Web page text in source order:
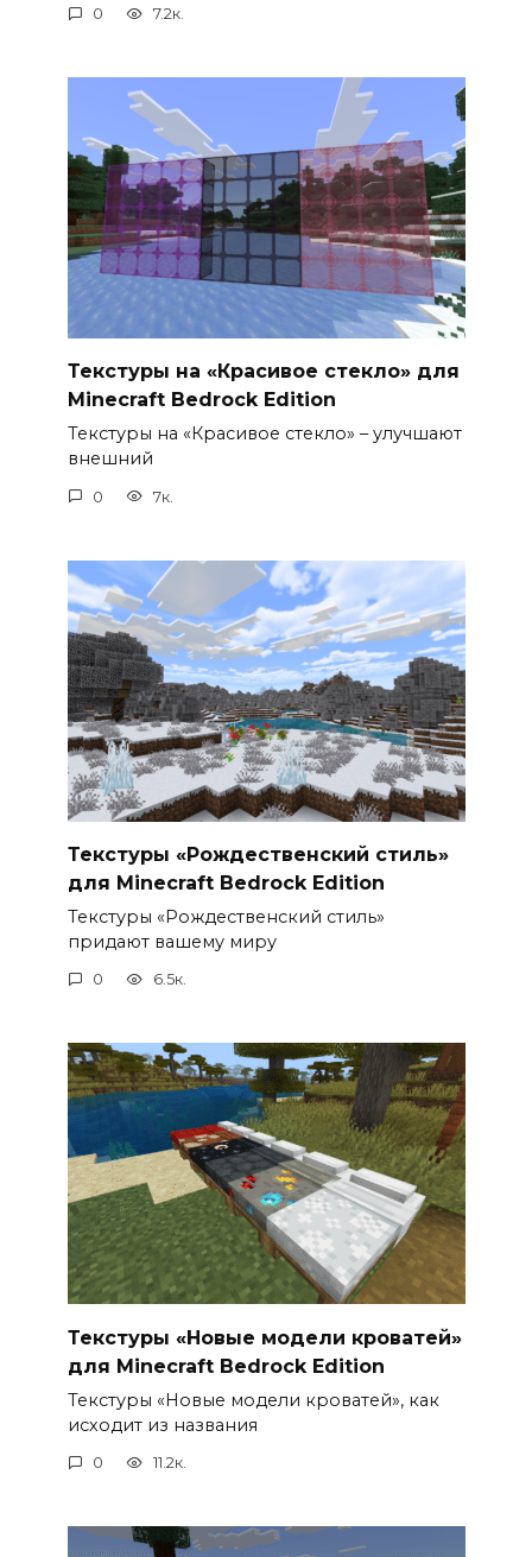
0 7.2к.
Текстуры на «Красивое стекло» для
Minecraft Bedrock Edition
Текстуры на «Красивое стекло» – улучшают
внешний
0 7к.
Текстуры «Рождественский стиль»
для Minecraft Bedrock Edition
Текстуры «Рождественский стиль»
придают вашему миру
0 6.5к.
Текстуры «Новые модели кроватей»
для Minecraft Bedrock Edition
Текстуры «Новые модели кроватей», как
исходит из названия
0 11.2к.